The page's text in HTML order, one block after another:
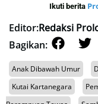
Ikuti berita
Editor:Redaksi
Bagikan:
Anak Dibawah Umur
Kutai Kartanegara